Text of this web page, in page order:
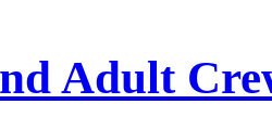
Adult